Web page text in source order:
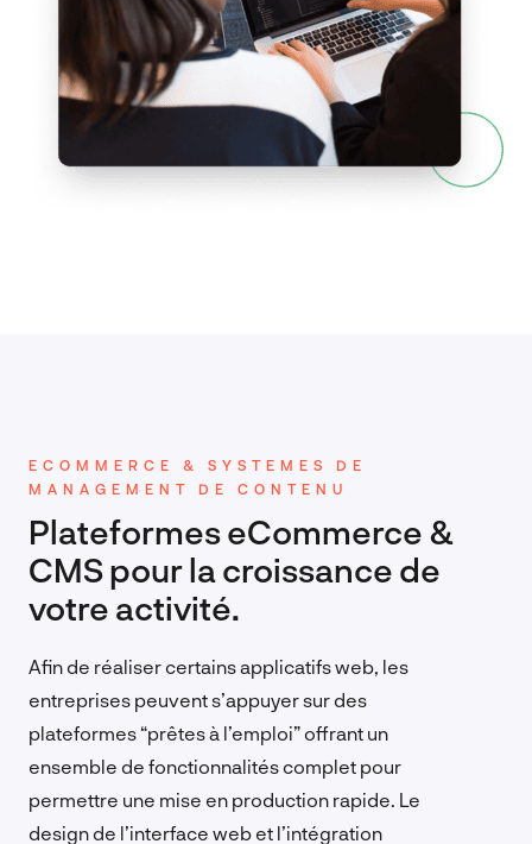
ECOMMERCE & SYSTEMES DE
MANAGEMENT DE CONTENU
Plateformes eCommerce &
CMS pour la croissance de
votre activité.
Afin de réaliser certains applicatifs web, les
entreprises peuvent s’appuyer sur des
plateformes “prêtes à l’emploi” offrant un
ensemble de fonctionnalités complet pour
permettre une mise en production rapide. Le
design de l’interface web et l’intégration